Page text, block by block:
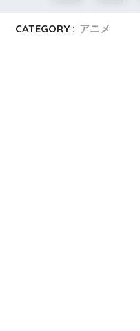
CATEGORY : アニメ